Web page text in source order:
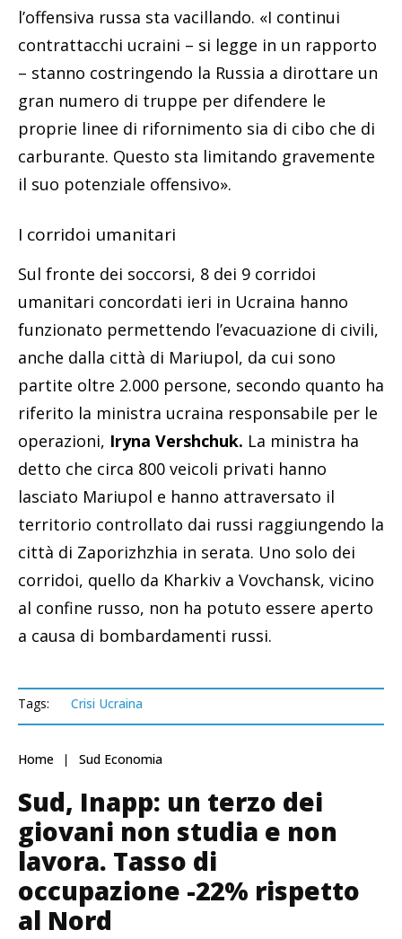
l’offensiva russa sta vacillando. «I continui
contrattacchi ucraini – si legge in un rapporto
– stanno costringendo la Russia a dirottare un
gran numero di truppe per difendere le
proprie linee di rifornimento sia di cibo che di
carburante. Questo sta limitando gravemente
il suo potenziale offensivo».
I corridoi umanitari
Sul fronte dei soccorsi, 8 dei 9 corridoi
umanitari concordati ieri in Ucraina hanno
funzionato permettendo l’evacuazione di civili,
anche dalla città di Mariupol, da cui sono
partite oltre 2.000 persone, secondo quanto ha
riferito la ministra ucraina responsabile per le
operazioni, Iryna Vershchuk. La ministra ha
detto che circa 800 veicoli privati hanno
lasciato Mariupol e hanno attraversato il
territorio controllato dai russi raggiungendo la
città di Zaporizhzhia in serata. Uno solo dei
corridoi, quello da Kharkiv a Vovchansk, vicino
al confine russo, non ha potuto essere aperto
a causa di bombardamenti russi.
Tags: Crisi Ucraina
Home Sud Economia
Sud, Inapp: un terzo dei
giovani non studia e non
lavora. Tasso di
occupazione -22% rispetto
al Nord